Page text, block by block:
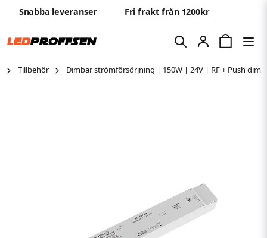
Snabba leveranser Fri frakt från 1200kr
Tillbehör Dimbar strömförsörjning | 150W | 24V | RF + Push dim